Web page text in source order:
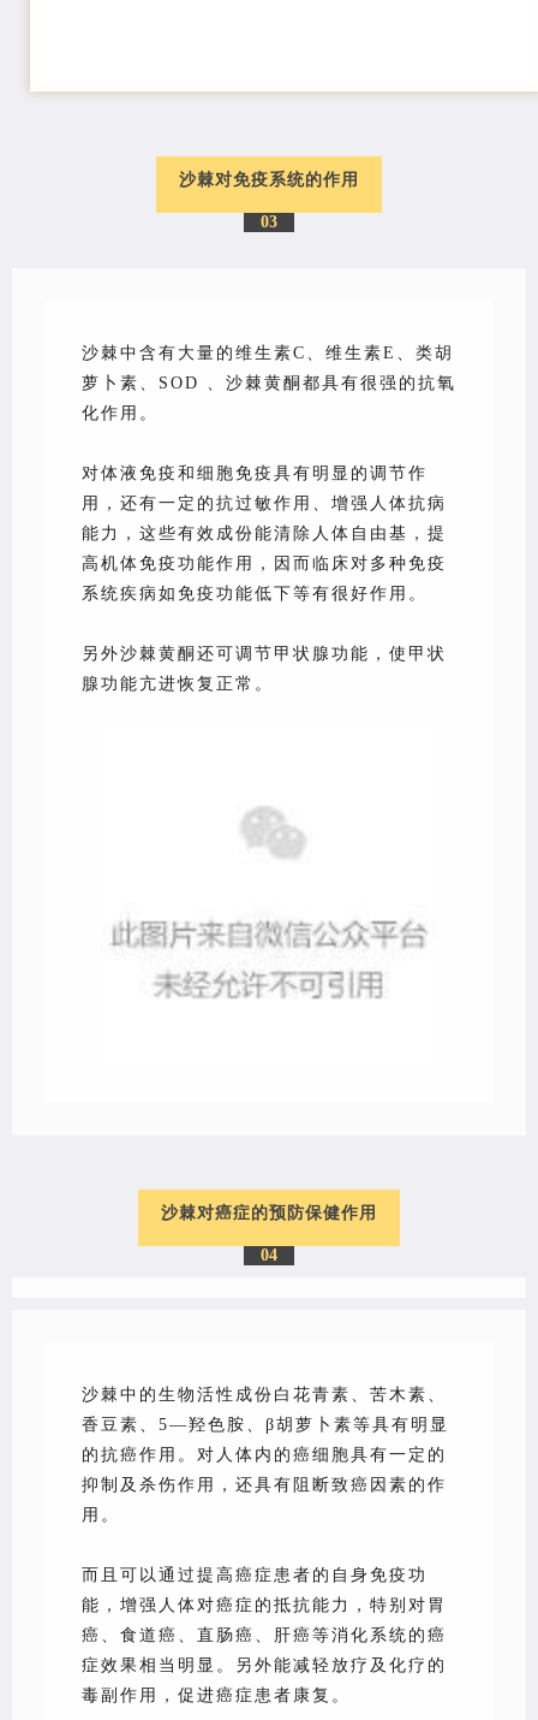
沙棘对免疫系统的作用
03
沙棘中含有大量的维生素C、维生素E、类胡
萝卜素、SOD 、沙棘黄酮都具有很强的抗氧
化作用。
对体液免疫和细胞免疫具有明显的调节作
用，还有一定的抗过敏作用、增强人体抗病
能力，这些有效成份能清除人体自由基，提
高机体免疫功能作用，因而临床对多种免疫
系统疾病如免疫功能低下等有很好作用。
另外沙棘黄酮还可调节甲状腺功能，使甲状
腺功能亢进恢复正常。
沙棘对癌症的预防保健作用
04
沙棘中的生物活性成份白花青素、苦木素、
香豆素、5—羟色胺、β胡萝卜素等具有明显
的抗癌作用。对人体内的癌细胞具有一定的
抑制及杀伤作用，还具有阻断致癌因素的作
用。
而且可以通过提高癌症患者的自身免疫功
能，增强人体对癌症的抵抗能力，特别对胃
癌、食道癌、直肠癌、肝癌等消化系统的癌
症效果相当明显。另外能减轻放疗及化疗的
毒副作用，促进癌症患者康复。